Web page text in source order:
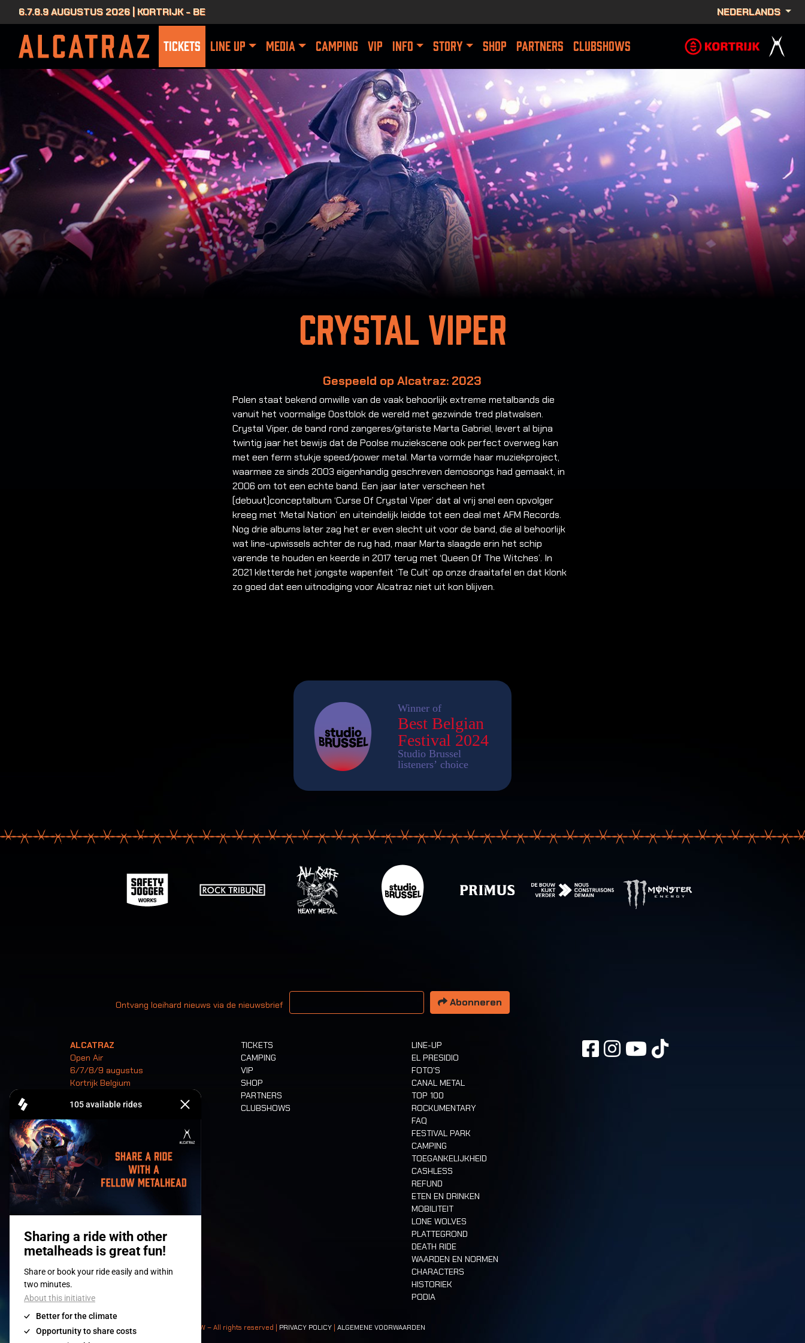
6.7.8.9 AUGUSTUS 2026 | KORTRIJK - BE NEDERLANDS
TICKETS LINE UP MEDIA CAMPING VIP INFO STORY SHOP PARTNERS CLUBSHOWS
Crystal Viper
Gespeeld op Alcatraz: 2023
Polen staat bekend omwille van de vaak behoorlijk extreme metalbands die
vanuit het voormalige Oostblok de wereld met gezwinde tred platwalsen.
Crystal Viper, de band rond zangeres/gitariste Marta Gabriel, levert al bijna
twintig jaar het bewijs dat de Poolse muziekscene ook perfect overweg kan
met een ferm stukje speed/power metal. Marta vormde haar muziekproject,
waarmee ze sinds 2003 eigenhandig geschreven demosongs had gemaakt, in
2006 om tot een echte band. Een jaar later verscheen het
(debuut)conceptalbum ‘Curse Of Crystal Viper’ dat al vrij snel een opvolger
kreeg met ‘Metal Nation’ en uiteindelijk leidde tot een deal met AFM Records.
Nog drie albums later zag het er even slecht uit voor de band, die al behoorlijk
wat line-upwissels achter de rug had, maar Marta slaagde erin het schip
varende te houden en keerde in 2017 terug met ‘Queen Of The Witches’. In
2021 kletterde het jongste wapenfeit ‘Te Cult’ op onze draaitafel en dat klonk
zo goed dat een uitnodiging voor Alcatraz niet uit kon blijven.
Ontvang loeihard nieuws via de nieuwsbrief
Uw email adres
Abonneren
ALCATRAZ
Open Air
6/7/8/9 augustus
Kortrijk Belgium
Tickets
TICKETS
CAMPING
VIP
SHOP
PARTNERS
CLUBSHOWS
LINE-UP
EL PRESIDIO
FOTO'S
CANAL METAL
TOP 100
ROCKUMENTARY
FAQ
FESTIVAL PARK
CAMPING
TOEGANKELIJKHEID
CASHLESS
REFUND
ETEN EN DRINKEN
MOBILITEIT
LONE WOLVES
PLATTEGROND
DEATH RIDE
WAARDEN EN NORMEN
CHARACTERS
HISTORIEK
PODIA
© 2008-2026 - Apache Productions VZW – All rights reserved | PRIVACY POLICY ALGEMENE VOORWAARDEN